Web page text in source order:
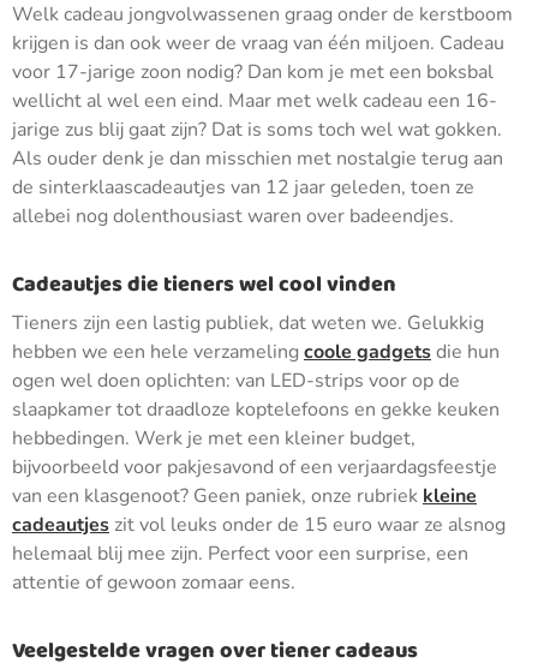
Welk cadeau jongvolwassenen graag onder de kerstboom
krijgen is dan ook weer de vraag van één miljoen. Cadeau
voor 17-jarige zoon nodig? Dan kom je met een boksbal
wellicht al wel een eind. Maar met welk cadeau een 16-
jarige zus blij gaat zijn? Dat is soms toch wel wat gokken.
Als ouder denk je dan misschien met nostalgie terug aan
de sinterklaascadeautjes van 12 jaar geleden, toen ze
allebei nog dolenthousiast waren over badeendjes.
Cadeautjes die tieners wel cool vinden
Tieners zijn een lastig publiek, dat weten we. Gelukkig
hebben we een hele verzameling coole gadgetsdie hun
ogen wel doen oplichten: van LED-strips voor op de
slaapkamer tot draadloze koptelefoons en gekke keuken
hebbedingen. Werk je met een kleiner budget,
bijvoorbeeld voor pakjesavond of een verjaardagsfeestje
van een klasgenoot? Geen paniek, onze rubriek kleine
cadeautjes zit vol leuks onder de 15 euro waar ze alsnog
helemaal blij mee zijn. Perfect voor een surprise, een
attentie of gewoon zomaar eens.
Veelgestelde vragen over tiener cadeaus